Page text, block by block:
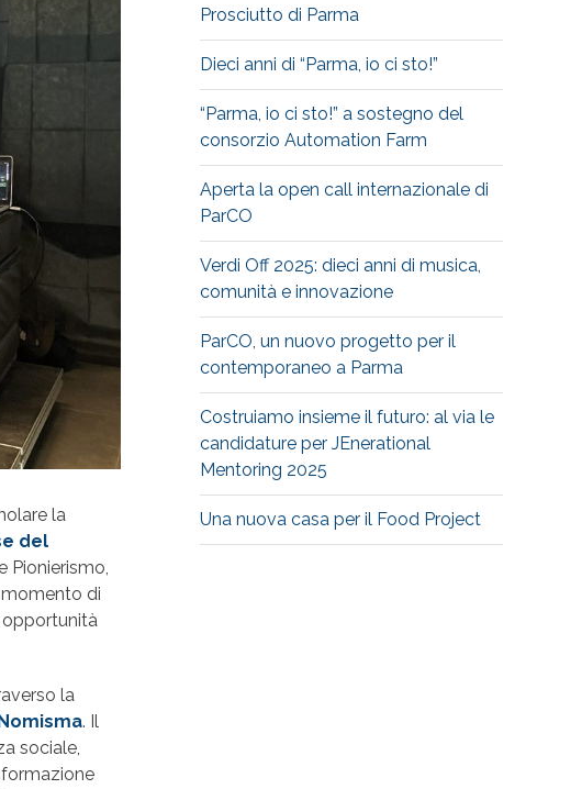
la
del
Pionierismo,
momento di
opportunità
la
. Il
sociale,
Prosciutto di Parma
Dieci anni di “Parma, io ci sto!”
“Parma, io ci sto!” a sostegno del
consorzio Automation Farm
Aperta la open call internazionale di
ParCO
Verdi Off 2025: dieci anni di musica,
comunità e innovazione
ParCO, un nuovo progetto per il
contemporaneo a Parma
Costruiamo insieme il futuro: al via le
candidature per JEnerational
Mentoring 2025
Una nuova casa per il Food Project